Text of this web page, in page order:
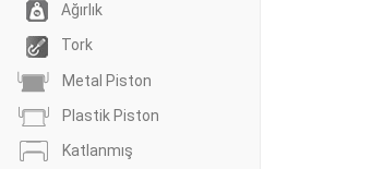
Ağırlık
Tork
Metal Piston
Plastik Piston
Katlanmış